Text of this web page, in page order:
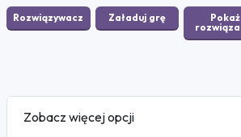
Zobacz więcej opcji